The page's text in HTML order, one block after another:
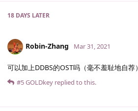
18 DAYS LATER
Robin-Zhang Mar 31, 2021
可以加上DDBS的OST吗（毫不羞耻地自荐）
#5GOLDkey replied to this.